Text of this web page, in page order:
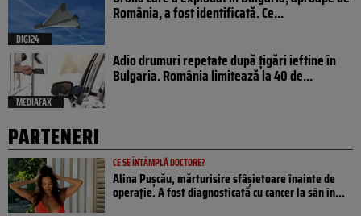
DIGI24
România, a fost identificată. Ce...
MEDIAFAX
Adio drumuri repetate după țigări ieftine în
Bulgaria. România limitează la 40 de...
PARTENERI
CE SE ÎNTÂMPLĂ DOCTORE?
Alina Pușcău, mărturisire sfâșietoare înainte de
operație. A fost diagnosticată cu cancer la sân în...